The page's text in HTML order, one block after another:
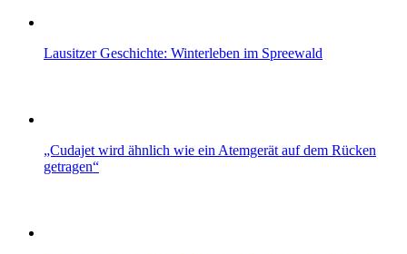
Lausitzer Geschichte: Winterleben im Spreewald
„Cudajet wird ähnlich wie ein Atemgerät auf dem Rücken
getragen“